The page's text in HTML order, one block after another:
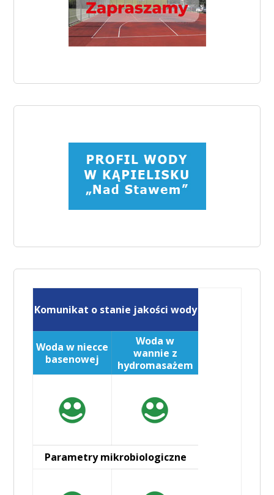
Komunikat o stanie jakości wody
Woda w niecce
basenowej
Woda w
wannie z
hydromasażem
Parametry mikrobiologiczne